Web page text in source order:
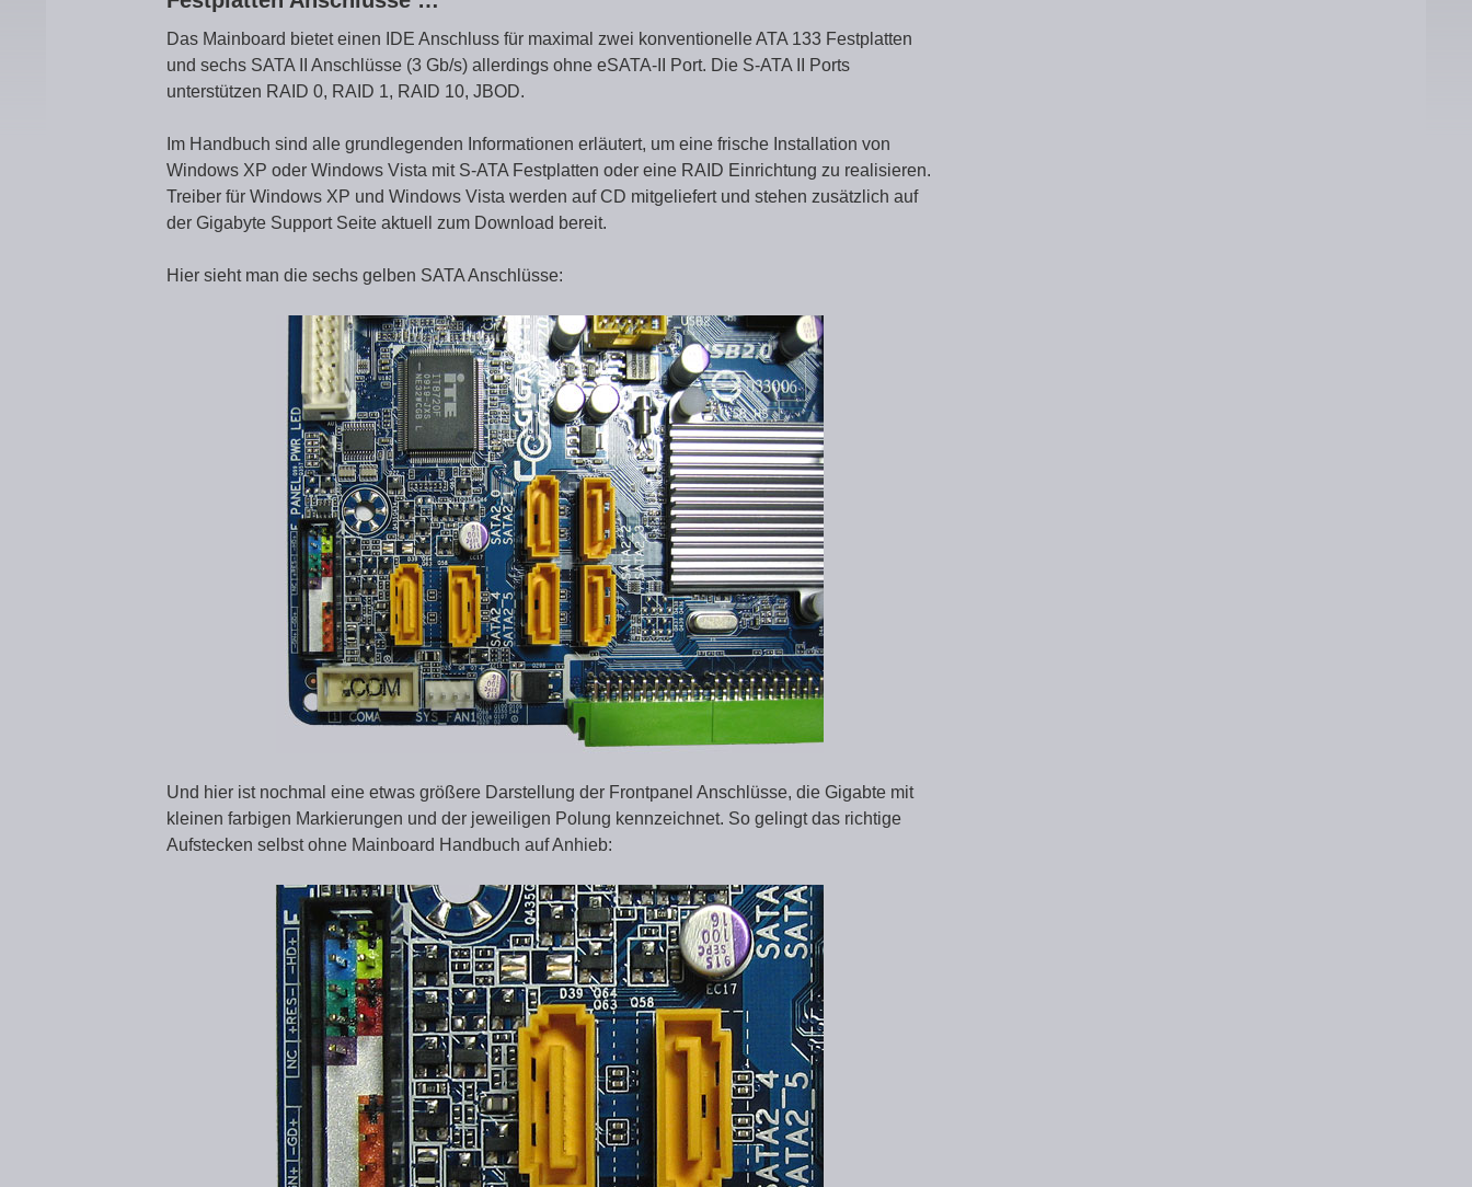
Das Mainboard bietet einen IDE Anschluss für maximal zwei konventionelle ATA 133 Festplatten
und sechs SATA II Anschlüsse (3 Gb/s) allerdings ohne eSATA-II Port. Die S-ATA II Ports
unterstützen RAID 0, RAID 1, RAID 10, JBOD.
Im Handbuch sind alle grundlegenden Informationen erläutert, um eine frische Installation von
Windows XP oder Windows Vista mit S-ATA Festplatten oder eine RAID Einrichtung zu realisieren.
Treiber für Windows XP und Windows Vista werden auf CD mitgeliefert und stehen zusätzlich auf
der Gigabyte Support Seite aktuell zum Download bereit.
Hier sieht man die sechs gelben SATA Anschlüsse:
Und hier ist nochmal eine etwas größere Darstellung der Frontpanel Anschlüsse, die Gigabte mit
kleinen farbigen Markierungen und der jeweiligen Polung kennzeichnet. So gelingt das richtige
Aufstecken selbst ohne Mainboard Handbuch auf Anhieb: